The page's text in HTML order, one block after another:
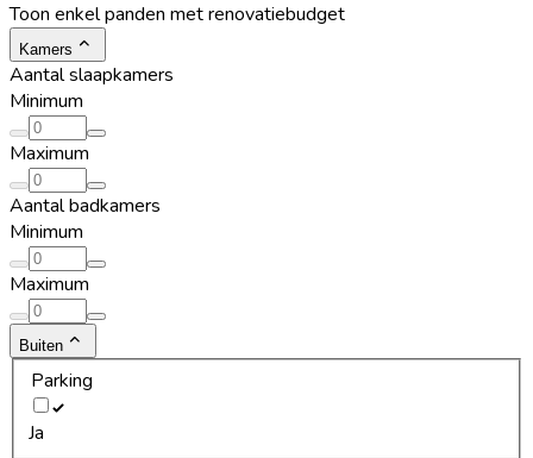
Toon enkel panden met renovatiebudget
Kamers
Aantal slaapkamers
Minimum
Maximum
Aantal badkamers
Minimum
Maximum
Buiten
Parking
Ja